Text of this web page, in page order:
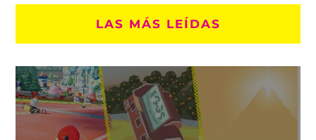
LAS MÁS LEÍDAS